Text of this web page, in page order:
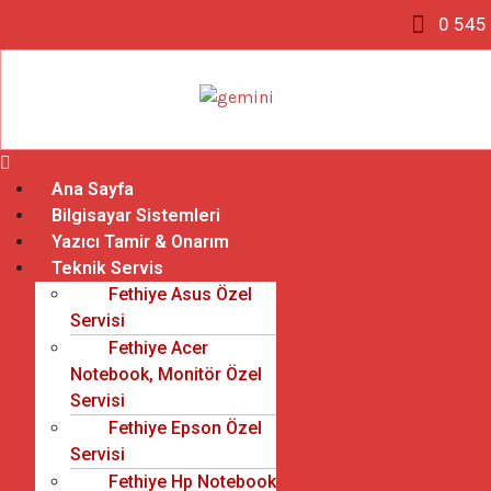
0
Ana Sayfa
Bilgisayar Sistemleri
Yazıcı Tamir & Onarım
Teknik Servis
Fethiye Asus Özel
Servisi
Fethiye Acer
Notebook, Monitör Özel
Servisi
Fethiye Epson Özel
Servisi
Fethiye Hp Notebook